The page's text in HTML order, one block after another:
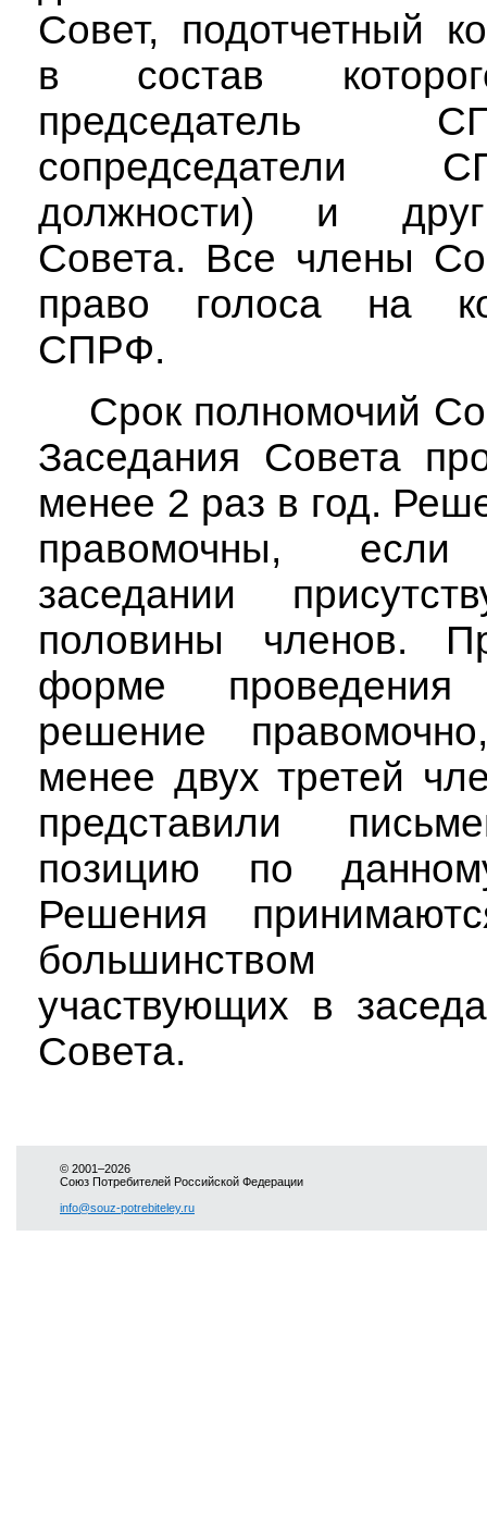
Совет, подотчетный
в состав
должности) и
Совета. Все члены
право голоса на
СПРФ.
Срок полномочий
Заседания Совета
менее 2 раз в год.
правомочны,
заседании
половины членов.
форме проведения
решение
менее двух третей
представили
позицию по
Решения
большинством
участвующих в
Совета.
© 2001–2026
Союз Потребителей Российской Федерации
info@souz-potrebiteley.ru